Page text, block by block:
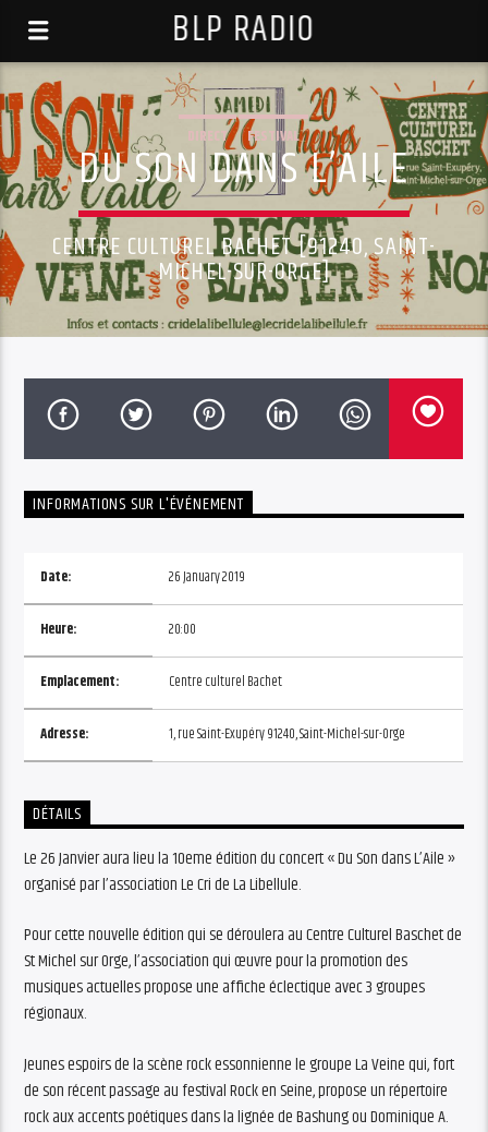
BLP RADIO
DIRECT FESTIVAL
DU SON DANS L’AILE
CENTRE CULTUREL BACHET [91240, SAINT-
MICHEL-SUR-ORGE]
INFORMATIONS SUR L'ÉVÉNEMENT
Date: 26 January 2019
Heure: 20:00
Emplacement: Centre culturel Bachet
Adresse: 1, rue Saint-Exupéry 91240, Saint-Michel-sur-Orge
DÉTAILS
Le 26 Janvier aura lieu la 10eme édition du concert « Du Son dans L’Aile »
organisé par l’association Le Cri de La Libellule.
Pour cette nouvelle édition qui se déroulera au Centre Culturel Baschet de
St Michel sur Orge, l’association qui œuvre pour la promotion des
musiques actuelles propose une affiche éclectique avec 3 groupes
régionaux.
Jeunes espoirs de la scène rock essonnienne le groupe La Veine qui, fort
de son récent passage au festival Rock en Seine, propose un répertoire
rock aux accents poétiques dans la lignée de Bashung ou Dominique A.